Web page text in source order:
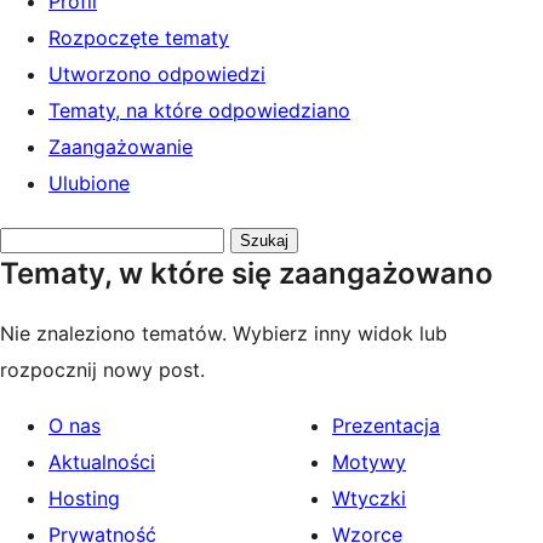
Rozpoczęte tematy
Utworzono odpowiedzi
Tematy, na które odpowiedziano
Zaangażowanie
Ulubione
tematy:
Tematy, w które się zaangażowano
Nie znaleziono tematów. Wybierz inny widok lub
rozpocznij nowy post.
O nas
Aktualności
Hosting
Prywatność
Prezentacja
Motywy
Wtyczki
Wzorce